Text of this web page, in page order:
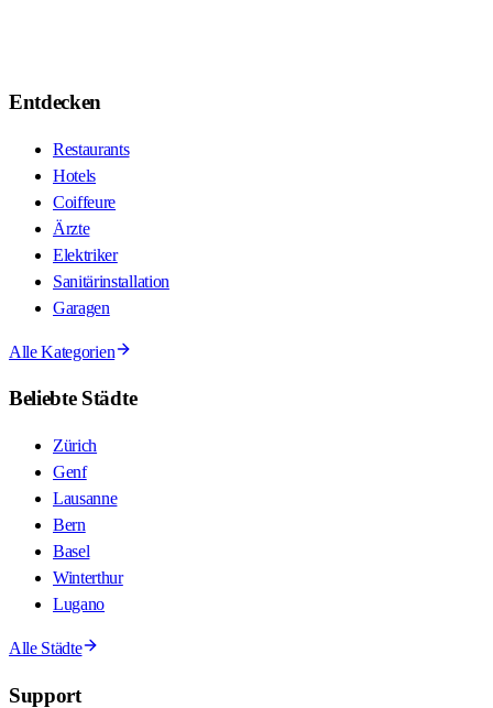
Entdecken
Restaurants
Hotels
Coiffeure
Ärzte
Elektriker
Sanitärinstallation
Garagen
Alle Kategorien
Beliebte Städte
Zürich
Genf
Lausanne
Bern
Basel
Winterthur
Lugano
Alle Städte
Support